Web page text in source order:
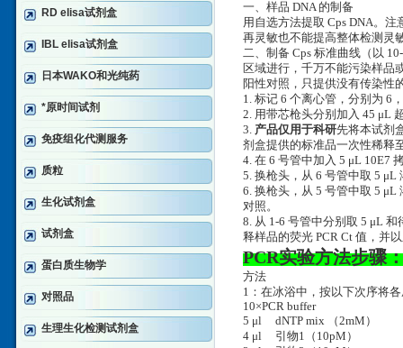
RD elisa试剂盒
IBL elisa试剂盒
日本WAKO和光纯药
*原时间试剂
免疫组化代测服务
质粒
生化试剂盒
试剂盒
蛋白质生物学
对照品
生理生化检测试剂盒
一、样品 DNA 的制备
用自选方法提取 Cps DNA。
再灵敏也不能提高整体检测灵
二、制备 Cps 标准曲线（以
区域进行，千万不能污染样品
阳性对照，只提供没有传染性
1. 标记 6 个离心管，分别为 6
2. 用带芯枪头分别加入 45 μL
3. 产品仅用于科研先将本试剂
剂盒提供的标准品一次性稀释
4. 在 6 号管中加入 5 μL 10E7
5. 换枪头，从 6 号管中取 5 μL
6. 换枪头，从 5 号管中取 5
对照。
8. 从 1-6 号管中分别取 5 μL
释样品的荧光 PCR Ct 值，并
PCR实验方法步骤
方法
1：在冰浴中，按以下次序将
10×PCR buffer
5 μl dNTP mix （2mM
4 μl 引物1（10pM）